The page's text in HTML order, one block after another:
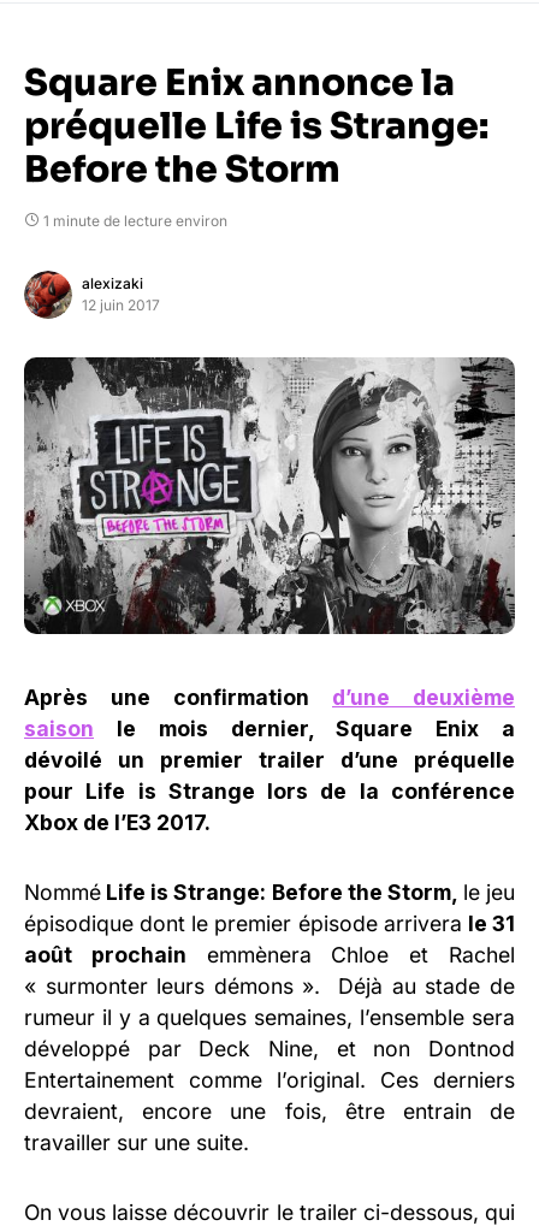
Square Enix annonce la
préquelle Life is Strange:
Before the Storm
1 minute de lecture environ
alexizaki
12 juin 2017
Après une confirmation d’une deuxième
saison le mois dernier, Square Enix a
dévoilé un premier trailer d’une préquelle
pour Life is Strange lors de la conférence
Xbox de l’E3 2017.
Nommé Life is Strange: Before the Storm, le jeu
épisodique dont le premier épisode arrivera le 31
août prochain emmènera Chloe et Rachel
« surmonter leurs démons ». Déjà au stade de
rumeur il y a quelques semaines, l’ensemble sera
développé par Deck Nine, et non Dontnod
Entertainement comme l’original. Ces derniers
devraient, encore une fois, être entrain de
travailler sur une suite.
On vous laisse découvrir le trailer ci-dessous, qui